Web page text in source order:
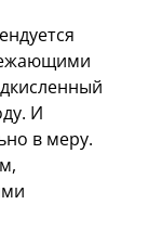
И
в меру.